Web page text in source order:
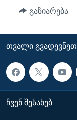
გაზიარება
ᲗᲕᲐᲚᲘ ᲒᲕᲐᲓᲔᲕᲜᲔᲗ
ᲩᲕᲔᲜ ᲨᲔᲡᲐᲮᲔᲑ